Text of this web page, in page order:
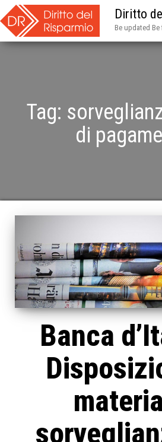
Diritto
Be updated
Tag:
di
Banca